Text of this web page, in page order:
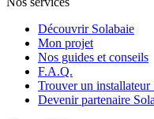
Découvrir Solabaie
Mon projet
Nos guides et conseils
F.A.Q.
Trouver un installateur
Devenir partenaire